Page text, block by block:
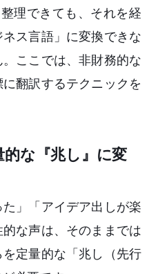
理できても、それを経
ス言語」に変換できな
ここでは、非財務的な
翻訳するテクニックを
な『兆し』に変
た」「アイデア出しが楽
な声は、そのままでは
定量的な「兆し（先行